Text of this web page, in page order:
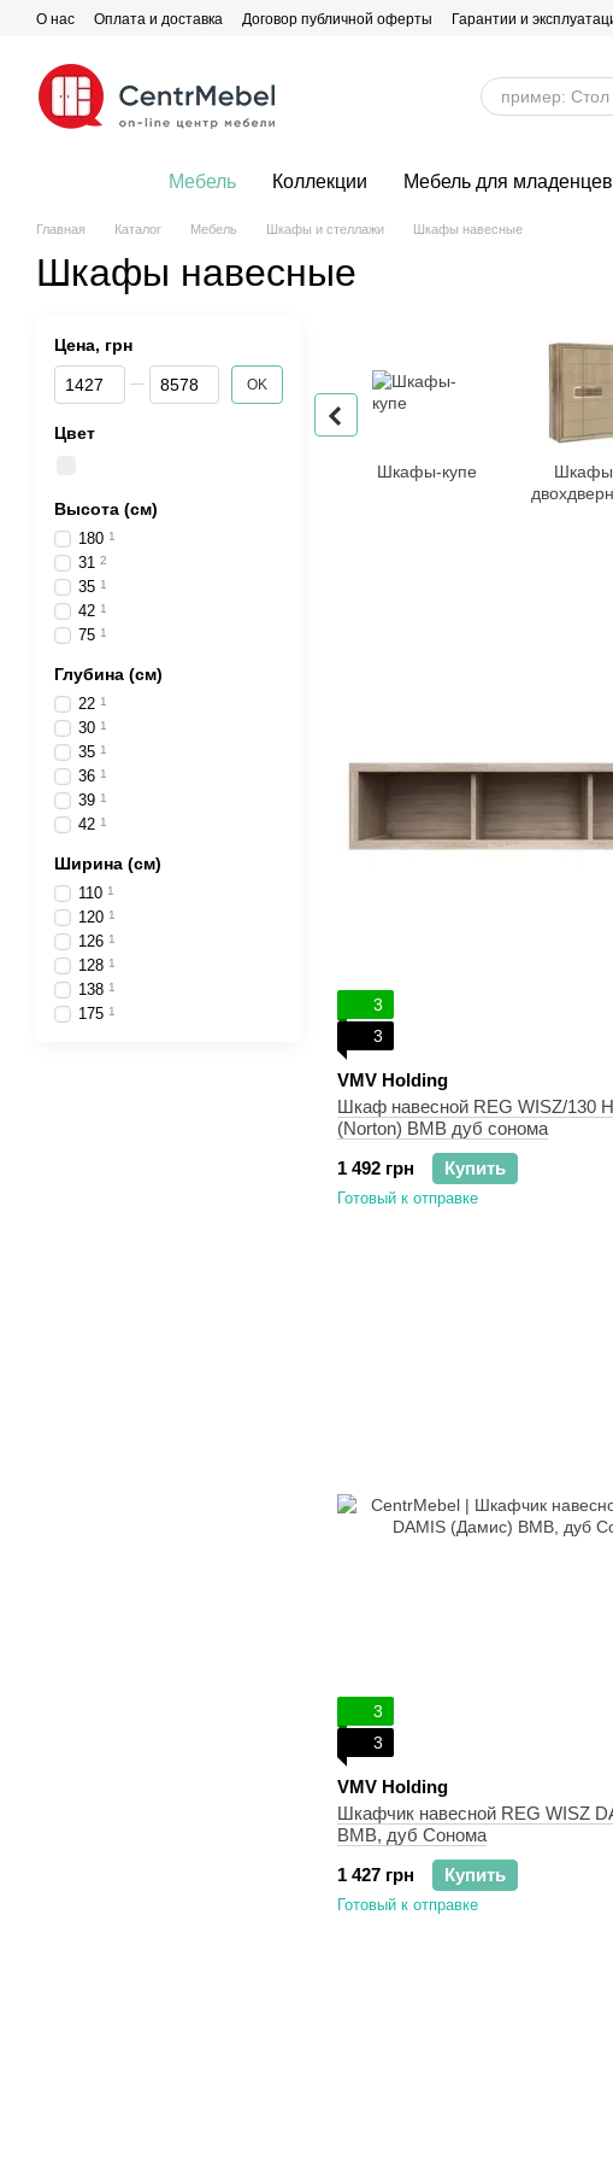
Перейти к основному контенту
О нас Оплата и доставка Договор публичной оферты Гарантии и
Мебель Коллекции Мебель для младенцев
Главная Каталог Мебель Шкафы и стеллажи Шкафы навесные
Шкафы навесные
Шкафы-купе
Шкафы
3
3
VMV Holding
Шкаф навесной REG WISZ/130
(Norton) ВМВ дуб сонома
1 492 грн
Купить
Готовый к отправке
3
3
VMV Holding
Шкафчик навесной REG WISZ
ВМВ, дуб Сонома
1 427 грн
Купить
Готовый к отправке
Цена, грн
От Цена, грн
До Цена, грн OK
Цвет
Высота (см)
180 1
31 2
35 1
42 1
75 1
Глубина (см)
22 1
30 1
35 1
36 1
39 1
42 1
Ширина (см)
110 1
120 1
126 1
128 1
138 1
175 1